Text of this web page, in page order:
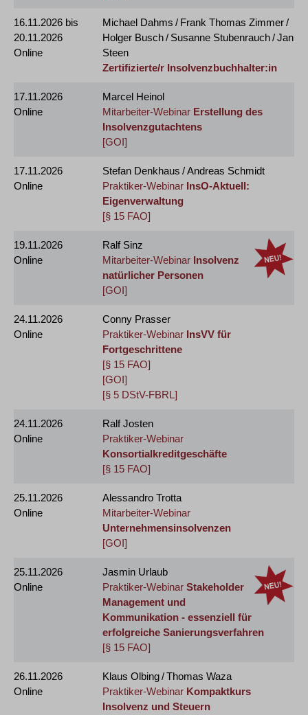
16.11.2026 bis
20.11.2026
Online
Michael Dahms / Frank Thomas Zimmer /
Holger Busch / Susanne Stubenrauch / Jan
Steen
Zertifizierte/r Insolvenzbuchhalter:in
17.11.2026
Online
Marcel Heinol
Mitarbeiter-Webinar Erstellung des
Insolvenzgutachtens
[GOI]
17.11.2026
Online
Stefan Denkhaus / Andreas Schmidt
Praktiker-Webinar InsO-Aktuell:
Eigenverwaltung
[§ 15 FAO]
19.11.2026
Online
Ralf Sinz
Mitarbeiter-Webinar Insolvenz
natürlicher Personen
[GOI]
24.11.2026
Online
Conny Prasser
Praktiker-Webinar InsVV für
Fortgeschrittene
[§ 15 FAO]
[GOI]
[§ 5 DStV-FBRL]
24.11.2026
Online
Ralf Josten
Praktiker-Webinar
Konsortialkreditgeschäfte
[§ 15 FAO]
25.11.2026
Online
Alessandro Trotta
Mitarbeiter-Webinar
Unternehmensinsolvenzen
[GOI]
25.11.2026
Online
Jasmin Urlaub
Praktiker-Webinar Stakeholder
Management und
Kommunikation - essenziell für
erfolgreiche Sanierungsverfahren
[§ 15 FAO]
26.11.2026
Online
Klaus Olbing / Thomas Waza
Praktiker-Webinar Kompaktkurs
Insolvenz und Steuern